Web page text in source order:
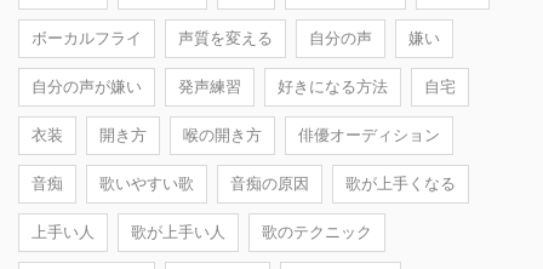
ボーカルフライ 声質を変える 自分の声 嫌い
自分の声が嫌い 発声練習 好きになる方法 自宅
衣装 開き方 喉の開き方 俳優オーディション
音痴 歌いやすい歌 音痴の原因 歌が上手くなる
上手い人 歌が上手い人 歌のテクニック